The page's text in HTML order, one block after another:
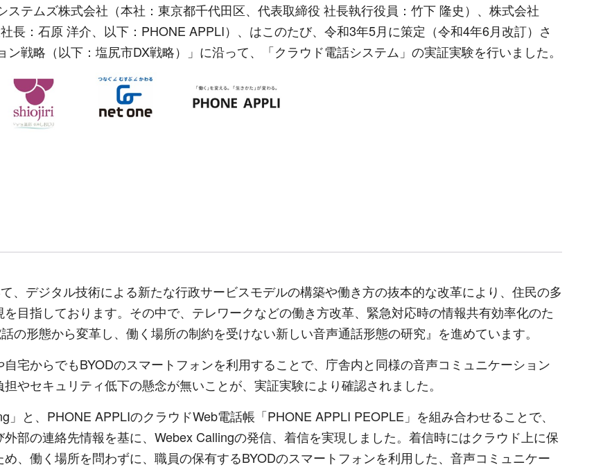
テムズ株式会社（本社：東京都千代田区、代表取締役 社長執行役員：竹下 隆史）、株式会社
長：石原 洋介、以下：PHONE APPLI）、はこのたび、令和3年5月に策定（令和4年6月改訂）さ
戦略（以下：塩尻市DX戦略）」に沿って、「クラウド電話システム」の実証実験を行いました。
、デジタル技術による新たな行政サービスモデルの構築や働き方の抜本的な改革により、住民の多
目指しております。その中で、テレワークなどの働き方改革、緊急対応時の情報共有効率化のた
の形態から変革し、働く場所の制約を受けない新しい音声通話形態の研究』を進めています。
宅からでもBYODのスマートフォンを利用することで、庁舎内と同様の音声コミュニケーション
やセキュリティ低下の懸念が無いことが、実証実験により確認されました。
と、PHONE APPLIのクラウドWeb電話帳「PHONE APPLI PEOPLE」を組み合わせることで、
部の連絡先情報を基に、Webex Callingの発信、着信を実現しました。着信時にはクラウド上に保
、働く場所を問わずに、職員の保有するBYODのスマートフォンを利用した、音声コミュニケー